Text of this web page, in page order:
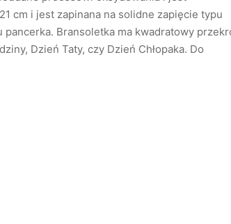
cm i jest zapinana na solidne zapięcie typu
Bransoletka ma kwadratowy
Dzień Taty, czy Dzień Chłopaka. Do